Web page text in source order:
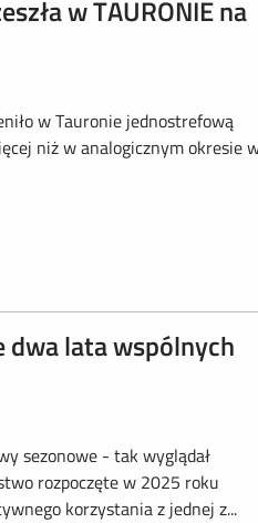
w TAURONIE na
w Tauronie jednostrefową
niż w analogicznym okresie
dwa lata wspólnych
sezonowe - tak wyglądał
rozpoczęte w 2025 roku
korzystania z jednej z...